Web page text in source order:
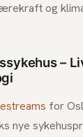
og
–
for
nye